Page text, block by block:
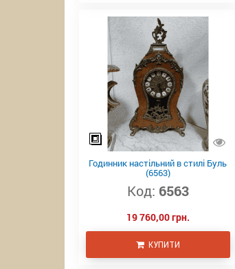
Годинник настільний в стилі Буль
(6563)
Код: 6563
19 760,00 грн.
КУПИТИ